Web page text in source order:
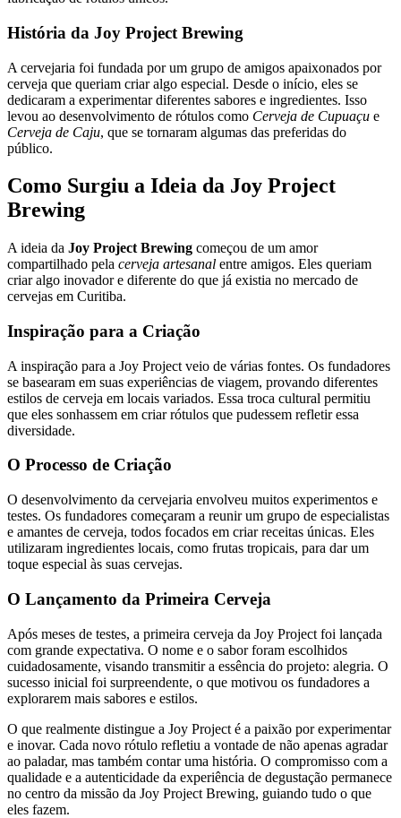
História da Joy Project Brewing
A cervejaria foi fundada por um grupo de amigos apaixonados por
cerveja que queriam criar algo especial. Desde o início, eles se
dedicaram a experimentar diferentes sabores e ingredientes. Isso
levou ao desenvolvimento de rótulos como Cerveja de Cupuaçu e
Cerveja de Caju, que se tornaram algumas das preferidas do
público.
Como Surgiu a Ideia da Joy Project
Brewing
A ideia da Joy Project Brewing começou de um amor
compartilhado pela cerveja artesanal entre amigos. Eles queriam
criar algo inovador e diferente do que já existia no mercado de
cervejas em Curitiba.
Inspiração para a Criação
A inspiração para a Joy Project veio de várias fontes. Os fundadores
se basearam em suas experiências de viagem, provando diferentes
estilos de cerveja em locais variados. Essa troca cultural permitiu
que eles sonhassem em criar rótulos que pudessem refletir essa
diversidade.
O Processo de Criação
O desenvolvimento da cervejaria envolveu muitos experimentos e
testes. Os fundadores começaram a reunir um grupo de especialistas
e amantes de cerveja, todos focados em criar receitas únicas. Eles
utilizaram ingredientes locais, como frutas tropicais, para dar um
toque especial às suas cervejas.
O Lançamento da Primeira Cerveja
Após meses de testes, a primeira cerveja da Joy Project foi lançada
com grande expectativa. O nome e o sabor foram escolhidos
cuidadosamente, visando transmitir a essência do projeto: alegria. O
sucesso inicial foi surpreendente, o que motivou os fundadores a
explorarem mais sabores e estilos.
O que realmente distingue a Joy Project é a paixão por experimentar
e inovar. Cada novo rótulo refletiu a vontade de não apenas agradar
ao paladar, mas também contar uma história. O compromisso com a
qualidade e a autenticidade da experiência de degustação permanece
no centro da missão da Joy Project Brewing, guiando tudo o que
eles fazem.